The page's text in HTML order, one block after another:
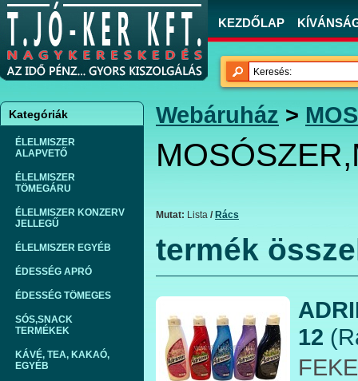
KEZDŐLAP
Kategóriák
ÉLELMISZER
ALAPVETŐ
ÉLELMISZER
TÖMEGÁRU
ÉLELMISZER KONZERV
JELLEGŰ
ÉLELMISZER EGYÉB
ÉDESSÉG APRÓ
ÉDESSÉG TÖMEGES
SÓS,SNACK
TERMÉKEK
KÁVÉ, TEA, KAKAÓ,
EGYÉB
Webáruház >
Mutat: Lista / Rács
termék
12